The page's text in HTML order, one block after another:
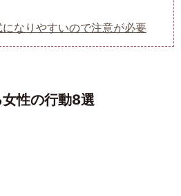
なりやすいので注意が必要
性の行動8選